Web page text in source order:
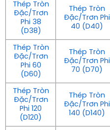
Thép Tròn
Đặc/Trơn
Phi 38
(D38)
Thép Tròn
Đặc/Trơn Phi
40 (D40)
Thép Tròn
Đặc/Trơn
Phi 60
(D60)
Thép Tròn
Đặc/Trơn Phi
70 (D70)
Thép Tròn
Đặc/Trơn
Phi 120
(D120)
Thép Tròn
Đặc/Trơn Phi
140 (D140)